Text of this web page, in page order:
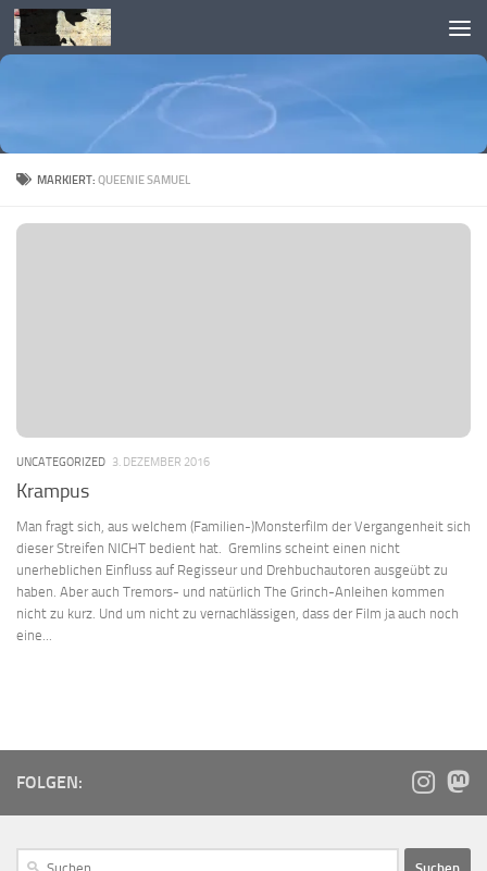
Skip to content
MARKIERT:QUEENIE SAMUEL
UNCATEGORIZED 3. DEZEMBER 2016
Krampus
Man fragt sich, aus welchem (Familien-)Monsterfilm der Vergangenheit sich
dieser Streifen NICHT bedient hat. Gremlins scheint einen nicht
unerheblichen Einfluss auf Regisseur und Drehbuchautoren ausgeübt zu
haben. Aber auch Tremors- und natürlich The Grinch-Anleihen kommen
nicht zu kurz. Und um nicht zu vernachlässigen, dass der Film ja auch noch
eine...
FOLGEN: